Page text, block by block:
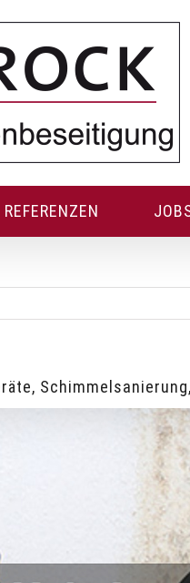
REFERENZEN